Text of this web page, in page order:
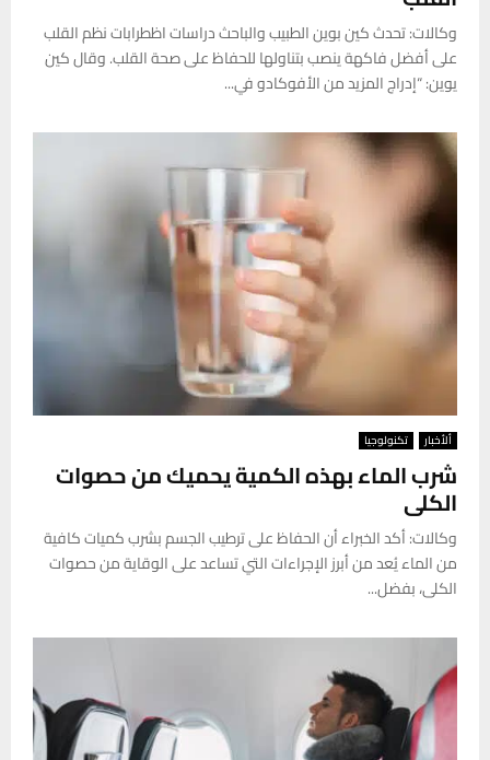
وكالات: تحدث كين بوين الطبيب والباحث دراسات اظطرابات نظم القلب
على أفضل فاكهة ينصب بتناولها للحفاظ على صحة القلب. وقال كين
يوين: “إدراج المزيد من الأفوكادو في...
ألأخبار تكنولوجيا
شرب الماء بهذه الكمية يحميك من حصوات
الكلى
وكالات: أكد الخبراء أن الحفاظ على ترطيب الجسم بشرب كميات كافية
من الماء يُعد من أبرز الإجراءات التي تساعد على الوقاية من حصوات
الكلى، بفضل...